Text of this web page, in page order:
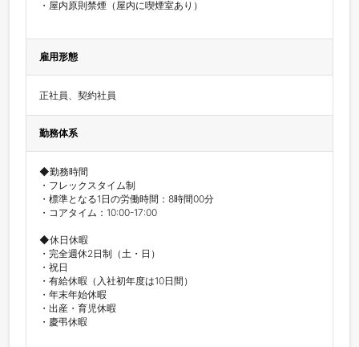
・屋内原則禁煙（屋内に喫煙室あり）
雇用形態
正社員、契約社員
勤務体系
◆勤務時間
・フレックスタイム制
・標準となる1日の労働時間：8時間00分
・コアタイム：10:00-17:00
◆休日休暇
・完全週休2日制（土・日）
・祝日
・有給休暇（入社初年度は10日間）
・年末年始休暇
・出産・育児休暇
・慶弔休暇